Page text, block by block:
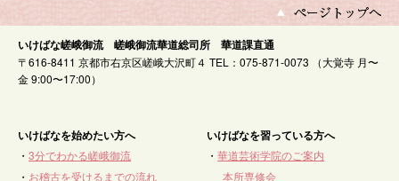
いけばな嵯峨御流 嵯峨御流華道総司所 華道課直通
〒616-8411 京都市右京区嵯峨大沢町４ TEL：075-871-0073 （大覚寺 月〜
金 9:00〜17:00）
いけばなを始めたい方へ
・ 3分でわかる嵯峨御流
・ お稽古を受けるまでの流れ
いけばなを習っている方へ
・華道芸術学院のご案内
本所専修会